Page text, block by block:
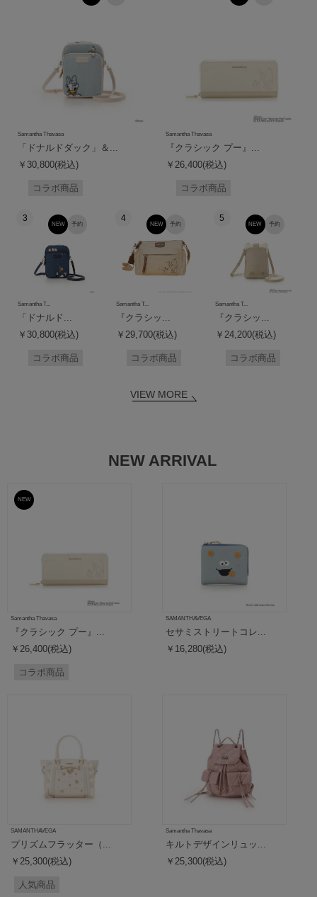
Samantha Thavasa
「ドナルドダック」＆...
￥30,800(税込)
コラボ商品
Samantha Thavasa
『クラシック プー』...
￥26,400(税込)
コラボ商品
3
予約
NEW
Samantha T...
「ドナルド...
￥30,800(税込)
コラボ商品
4
予約
NEW
Samantha T...
『クラシッ...
￥29,700(税込)
コラボ商品
5
予約
NEW
Samantha T...
『クラシッ...
￥24,200(税込)
コラボ商品
VIEW MORE
NEW ARRIVAL
予約
NEW
Samantha Thavasa
『クラシック プー』...
￥26,400(税込)
コラボ商品
SAMANTHAVEGA
セサミストリートコレ...
￥16,280(税込)
SAMANTHAVEGA
プリズムフラッター（...
￥25,300(税込)
人気商品
Samantha Thavasa
キルトデザインリュッ...
￥25,300(税込)